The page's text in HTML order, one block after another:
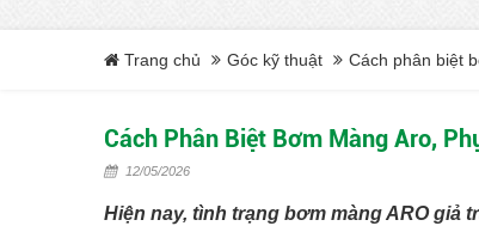
Trang chủ Góc kỹ thuật Cách phân biệt
Cách Phân Biệt Bơm Màng Aro,
12/05/2026
Hiện nay, tình trạng bơm màng ARO giả